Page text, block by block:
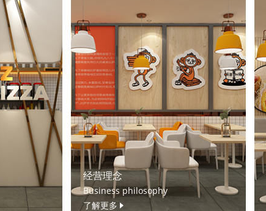
经营理念
Business philosophy
了解更多